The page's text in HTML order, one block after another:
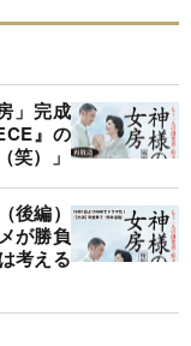
」完成
』の
笑）」
後編）
が勝負
考える